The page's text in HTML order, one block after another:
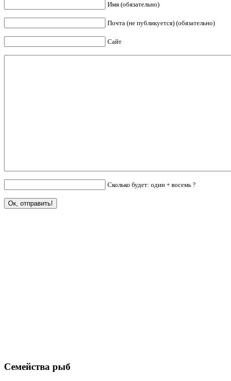
Имя (обязательно)
Почта (не публикуется) (обязательно)
Сайт
Сколько будет: один + восемь ?
Семейства рыб